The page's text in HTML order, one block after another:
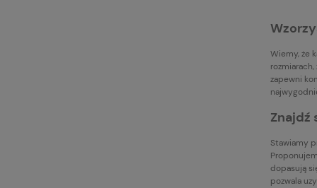
Wiemy, że
zapewni
Znajdź
Stawiamy
dopasują
pozwala